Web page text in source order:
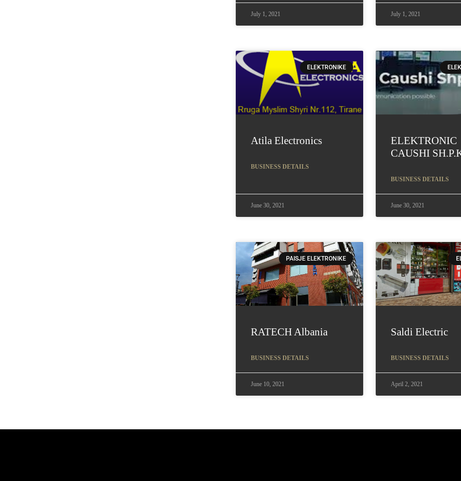
July 1, 2021 July 1, 2021
ELEKTRONIKE
Atila Electronics
BUSINESS DETAILS
June 30, 2021
ELEKTRONIC
CAUSHI
BUSINESS DETAILS
June 30, 2021
PAISJE ELEKTRONIKE
RATECH Albania
BUSINESS DETAILS
June 10, 2021
Saldi Electric
BUSINESS DETAILS
April 2, 2021